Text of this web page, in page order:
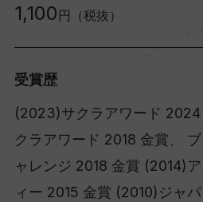
1,100 円（税抜）
受賞歴
(2023)サクラアワード
クラアワード 2018 金賞、
ャレンジ 2018 金賞 (2014)
ィー 2015 金賞 (2010)ジャ